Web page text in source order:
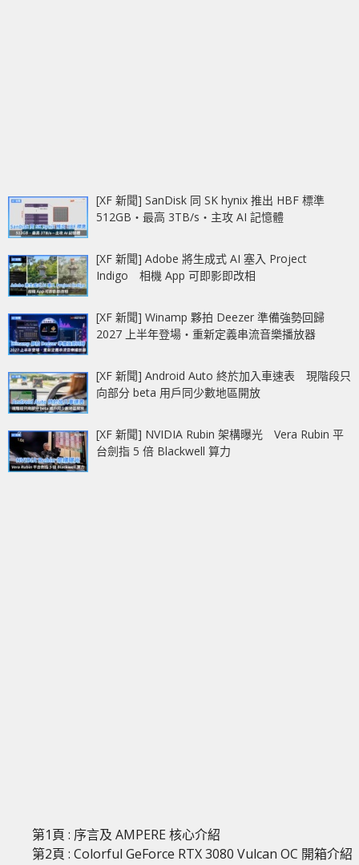
[XF 新聞] SanDisk 同 SK hynix 推出 HBF 標準
512GB‧最高 3TB/s‧主攻 AI 記憶體
[XF 新聞] Adobe 將生成式 AI 塞入 Project
Indigo 相機 App 可即影即改相
[XF 新聞] Winamp 夥拍 Deezer 準備強勢回歸
2027 上半年登場‧重新定義串流音樂播放器
[XF 新聞] Android Auto 終於加入車速表 現階段只
向部分 beta 用戶同少數地區開放
[XF 新聞] NVIDIA Rubin 架構曝光 Vera Rubin 平
台劍指 5 倍 Blackwell 算力
第1頁 : 序言及 AMPERE 核心介紹
第2頁 : Colorful GeForce RTX 3080 Vulcan OC 開箱介紹